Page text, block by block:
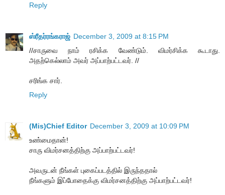
Reply
ஸ்ரீதர்ரங்கராஜ் December 3, 2009 at 8:15 PM
//சாருவை நாம் ரசிக்க வேண்டும். விமர்சிக்க கூடாது.
அதற்கெல்லாம் அவர் அப்பாற்பட்டவர். //
சரிங்க சார்.
Reply
(Mis)Chief Editor December 3, 2009 at 10:09 PM
உண்மைதான்!
சாரு விமர்சனத்திற்கு அப்பாற்பட்டவர்!
அவருடன் நீங்கள் புகைப்படத்தில் இருந்ததால்
நீங்களும் இப்போதைக்கு விமர்சனத்திற்கு அப்பாற்பட்டவர்!